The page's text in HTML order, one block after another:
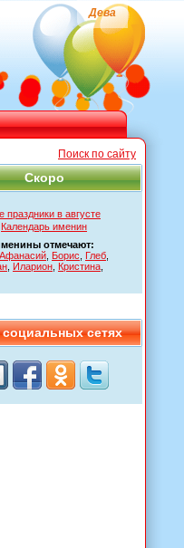
Дева
Поиск по сайту
Скоро
праздники в августе
Календарь именин
отмечают:
Афанасий Борис Глеб
Иларион Кристина
сетях